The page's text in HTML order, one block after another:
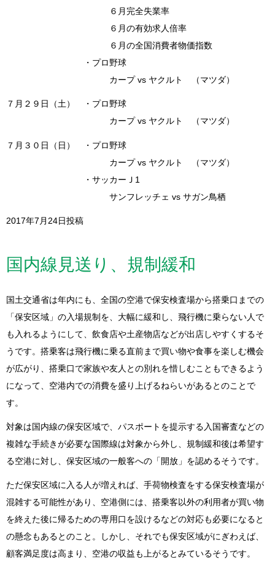
６月完全失業率
６月の有効求人倍率
６月の全国消費者物価指数
・プロ野球
カープ vs ヤクルト （マツダ）
７月２９日（土） ・プロ野球
カープ vs ヤクルト （マツダ）
７月３０日（日） ・プロ野球
カープ vs ヤクルト （マツダ）
・サッカーＪ1
サンフレッチェ vs サガン鳥栖
2017年7月24日投稿
国内線見送り、規制緩和
国土交通省は年内にも、全国の空港で保安検査場から搭乗口までの
「保安区域」の入場規制を、大幅に緩和し、飛行機に乗らない人で
も入れるようにして、飲食店や土産物店などが出店しやすくするそ
うです。搭乗客は飛行機に乗る直前まで買い物や食事を楽しむ機会
が広がり、搭乗口で家族や友人との別れを惜しむこともできるよう
になって、空港内での消費を盛り上げるねらいがあるとのことで
す。
対象は国内線の保安区域で、パスポートを提示する入国審査などの
複雑な手続きが必要な国際線は対象から外し、規制緩和後は希望す
る空港に対し、保安区域の一般客への「開放」を認めるそうです。
ただ保安区域に入る人が増えれば、手荷物検査をする保安検査場が
混雑する可能性があり、空港側には、搭乗客以外の利用者が買い物
を終えた後に帰るための専用口を設けるなどの対応も必要になると
の懸念もあるとのこと。しかし、それでも保安区域がにぎわえば、
顧客満足度は高まり、空港の収益も上がるとみているそうです。